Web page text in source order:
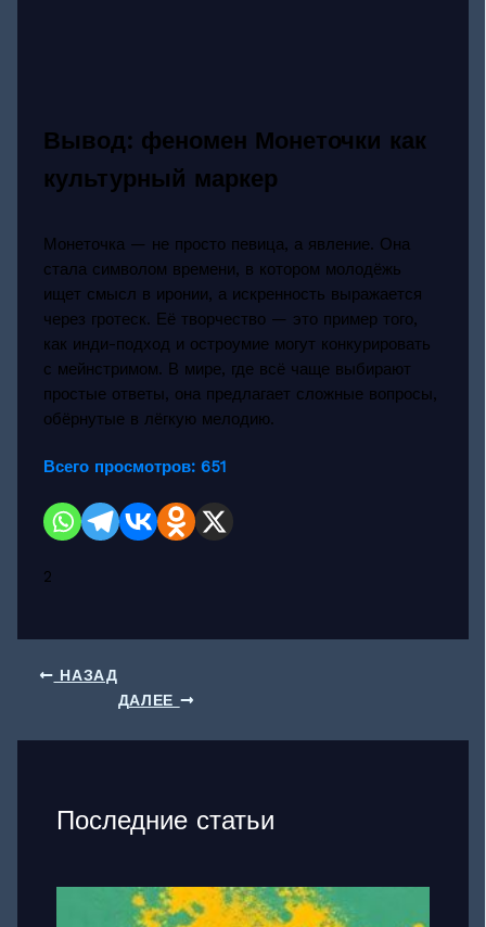
Вывод: феномен Монеточки как
культурный маркер
Монеточка — не просто певица, а явление. Она
стала символом времени, в котором молодёжь
ищет смысл в иронии, а искренность выражается
через гротеск. Её творчество — это пример того,
как инди-подход и остроумие могут конкурировать
с мейнстримом. В мире, где всё чаще выбирают
простые ответы, она предлагает сложные вопросы,
обёрнутые в лёгкую мелодию.
Всего просмотров: 651
2
НАЗАД
ДАЛЕЕ
Последние статьи